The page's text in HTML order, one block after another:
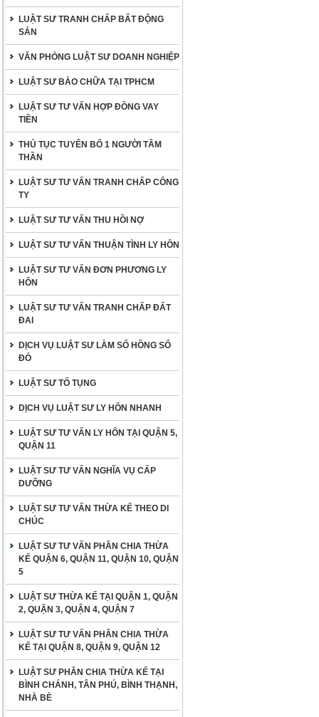
LUẬT SƯ TRANH CHẤP BẤT ĐỘNG
SẢN
VĂN PHÒNG LUẬT SƯ DOANH NGHIỆP
LUẬT SƯ BÀO CHỮA TẠI TPHCM
LUẬT SƯ TƯ VẤN HỢP ĐỒNG VAY
TIỀN
THỦ TỤC TUYÊN BỐ 1 NGƯỜI TÂM
THẦN
LUẬT SƯ TƯ VẤN TRANH CHẤP CÔNG
TY
LUẬT SƯ TƯ VẤN THU HỒI NỢ
LUẬT SƯ TƯ VẤN THUẬN TÌNH LY HÔN
LUẬT SƯ TƯ VẤN ĐƠN PHƯƠNG LY
HÔN
LUẬT SƯ TƯ VẤN TRANH CHẤP ĐẤT
ĐAI
DỊCH VỤ LUẬT SƯ LÀM SỔ HỒNG SỔ
ĐỎ
LUẬT SƯ TỐ TỤNG
DỊCH VỤ LUẬT SƯ LY HÔN NHANH
LUẬT SƯ TƯ VẤN LY HÔN TẠI QUẬN 5,
QUẬN 11
LUẬT SƯ TƯ VẤN NGHĨA VỤ CẤP
DƯỠNG
LUẬT SƯ TƯ VẤN THỪA KẾ THEO DI
CHÚC
LUẬT SƯ TƯ VẤN PHÂN CHIA THỪA
KẾ QUẬN 6, QUẬN 11, QUẬN 10, QUẬN
5
LUẬT SƯ THỪA KẾ TẠI QUẬN 1, QUẬN
2, QUẬN 3, QUẬN 4, QUẬN 7
LUẬT SƯ TƯ VẤN PHÂN CHIA THỪA
KẾ TẠI QUẬN 8, QUẬN 9, QUẬN 12
LUẬT SƯ PHÂN CHIA THỪA KẾ TẠI
BÌNH CHÁNH, TÂN PHÚ, BÌNH THẠNH,
NHÀ BÈ